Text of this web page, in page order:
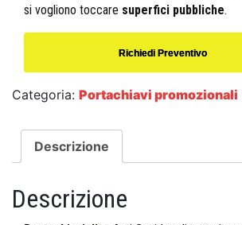
si vogliono toccare superfici pubbliche.
Richiedi Preventivo
Categoria: Portachiavi promozionali
Descrizione
Descrizione